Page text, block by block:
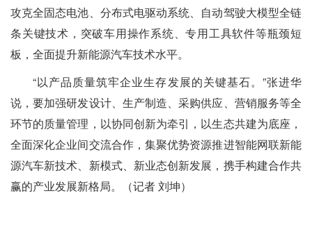
攻克全固态电池、分布式电驱动系统、自动驾驶大模型全链
条关键技术，突破车用操作系统、专用工具软件等瓶颈短
板，全面提升新能源汽车技术水平。
“以产品质量筑牢企业生存发展的关键基石。”张进华
说，要加强研发设计、生产制造、采购供应、营销服务等全
环节的质量管理，以协同创新为牵引，以生态共建为底座，
全面深化企业间交流合作，集聚优势资源推进智能网联新能
源汽车新技术、新模式、新业态创新发展，携手构建合作共
赢的产业发展新格局。（记者 刘坤）